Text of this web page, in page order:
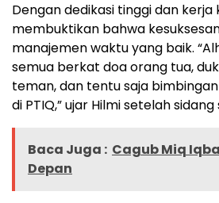
Dengan dedikasi tinggi dan kerja
membuktikan bahwa
manajemen waktu yang baik.
semua berkat doa orang tua,
teman, dan tentu saja
di PTIQ,” ujar Hilmi setelah sidang
Baca Juga : Cagub Miq
Depan